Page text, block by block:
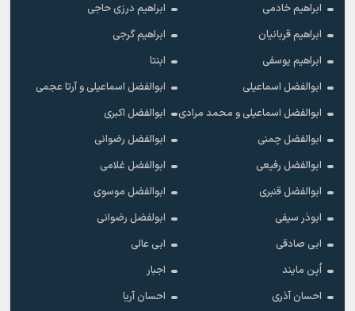
ابراهیم خادمی
ابراهیم درزی حاجی
ابراهیم قربانیان
ابراهیم گرجی
ابراهیم یوسفی
ابنتا
ابوالفضل اسماعیلی
ابوالفضل اسماعیلی و آرتا عجمی
ابوالفضل اسماعیلی و محمد مرادی
ابوالفضل اکبری
ابوالفضل چمنی
ابوالفضل رضوانی
ابوالفضل رفیعی
ابوالفضل غلامی
ابوالفضل قنبری
ابوالفضل موسوی
ابوذر سیفی
ابولفضل رضوانی
ابی صادقی
ابی عالی
اُپن مایند
اجبار
احسان آذری
احسان آریا